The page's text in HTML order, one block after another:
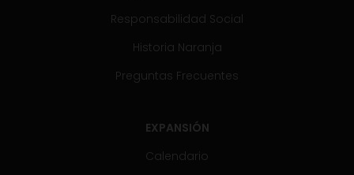
Responsabilidad Social
Historia Naranja
Preguntas Frecuentes
EXPANSIÓN
Calendario